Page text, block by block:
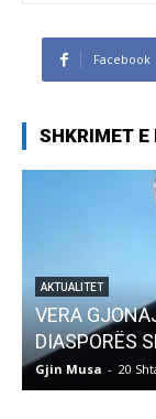
Facebook
SHKRIMET E
Gjin